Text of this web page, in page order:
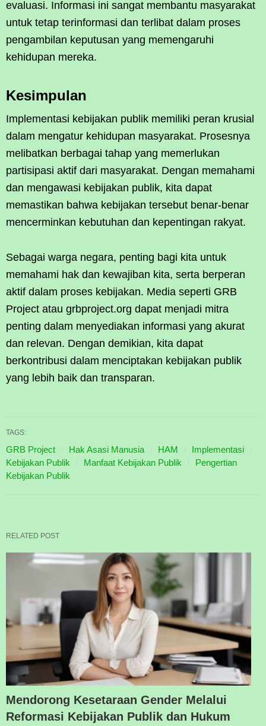
evaluasi. Informasi ini sangat membantu masyarakat
untuk tetap terinformasi dan terlibat dalam proses
pengambilan keputusan yang memengaruhi
kehidupan mereka.
Kesimpulan
Implementasi kebijakan publik memiliki peran krusial
dalam mengatur kehidupan masyarakat. Prosesnya
melibatkan berbagai tahap yang memerlukan
partisipasi aktif dari masyarakat. Dengan memahami
dan mengawasi kebijakan publik, kita dapat
memastikan bahwa kebijakan tersebut benar-benar
mencerminkan kebutuhan dan kepentingan rakyat.
Sebagai warga negara, penting bagi kita untuk
memahami hak dan kewajiban kita, serta berperan
aktif dalam proses kebijakan. Media seperti GRB
Project atau grbproject.org dapat menjadi mitra
penting dalam menyediakan informasi yang akurat
dan relevan. Dengan demikian, kita dapat
berkontribusi dalam menciptakan kebijakan publik
yang lebih baik dan transparan.
TAGS:
GRB Project Hak Asasi Manusia HAM
Implementasi
Kebijakan Publik
Manfaat Kebijakan Publik
Pengertian
Kebijakan Publik
RELATED POST
Mendorong Kesetaraan Gender Melalui
Reformasi Kebijakan Publik dan Hukum